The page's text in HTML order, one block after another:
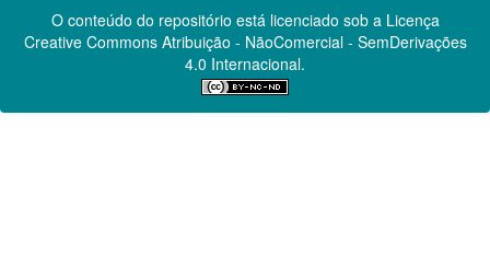
O conteúdo do repositório está licenciado sob a Licença
Creative CommonsAtribuição - NãoComercial - SemDerivações
4.0 Internacional.